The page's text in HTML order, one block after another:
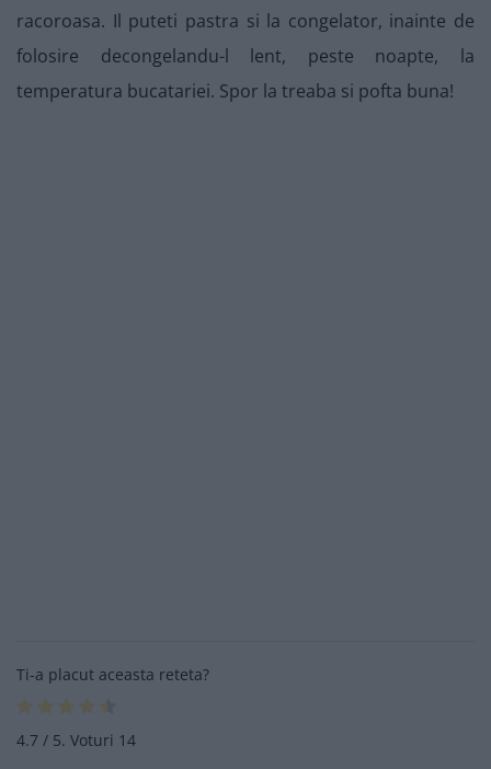
racoroasa. Il puteti pastra si la congelator, inainte de
folosire decongelandu-l lent, peste noapte, la
temperatura bucatariei. Spor la treaba si pofta buna!
Ti-a placut aceasta reteta?
4.7 / 5. Voturi 14